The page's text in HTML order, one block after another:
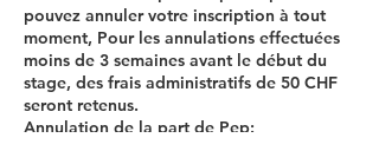
pouvez annuler votre inscription à tout
moment, Pour les annulations effectuées
moins de 3 semaines avant le début du
stage, des frais administratifs de 50 CHF
seront retenus.
Annulation de la part de Pep: